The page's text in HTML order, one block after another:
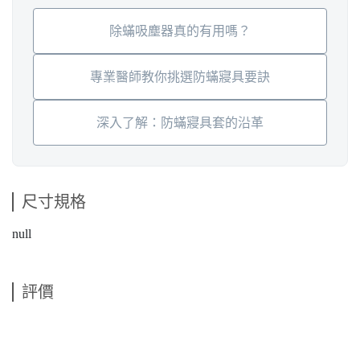
除蟎吸塵器真的有用嗎？
專業醫師教你挑選防蟎寢具要訣
深入了解：防蟎寢具套的沿革
尺寸規格
null
評價